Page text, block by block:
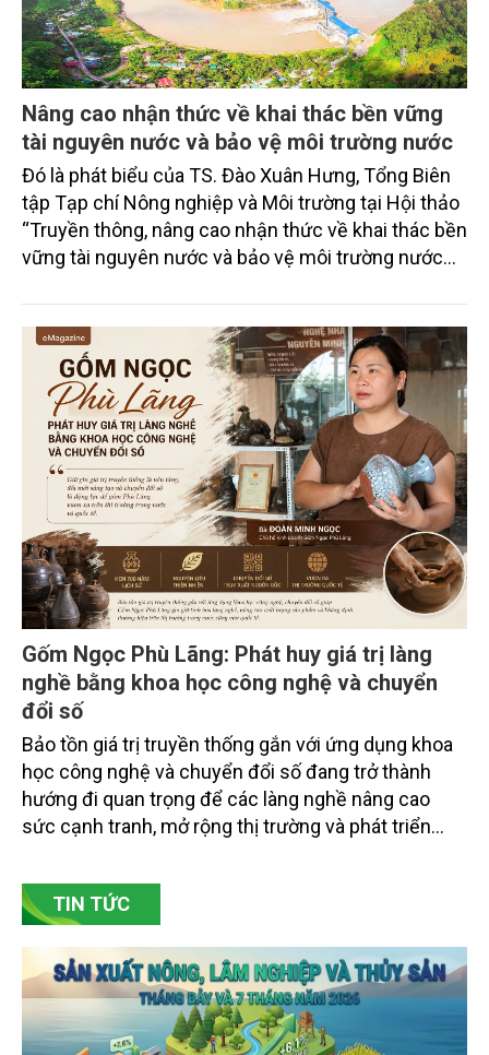
Nâng cao nhận thức về khai thác bền vững
tài nguyên nước và bảo vệ môi trường nước
Đó là phát biểu của TS. Đào Xuân Hưng, Tổng Biên
tập Tạp chí Nông nghiệp và Môi trường tại Hội thảo
“Truyền thông, nâng cao nhận thức về khai thác bền
vững tài nguyên nước và bảo vệ môi trường nước
trường phối hợp với Sở Nông nghiệp và Môi trường
tỉnh Lai Châu tổ chức ngày 10/7/2026. Hội thảo thu
hút sự tham gia của hơn 100 đại biểu là lãnh đạo
các đơn vị thuộc Bộ Nông nghiệp và Môi trường,
chuyên gia, nhà khoa học, Sở Nông nghiệp và Môi
trường tỉnh Lai Châu và đại diện các cơ quan đơn vị
doanh nghiệp ở các tỉnh miền núi phía Bắc.
Gốm Ngọc Phù Lãng: Phát huy giá trị làng
nghề bằng khoa học công nghệ và chuyển
đổi số
Bảo tồn giá trị truyền thống gắn với ứng dụng khoa
học công nghệ và chuyển đổi số đang trở thành
hướng đi quan trọng để các làng nghề nâng cao
sức cạnh tranh, mở rộng thị trường và phát triển
Bắc Ninh, nhiều nghệ nhân và cơ sở sản xuất đã
chủ động đổi mới tư duy, đầu tư công nghệ, xây
TIN TỨC